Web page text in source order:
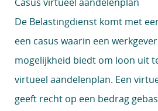
De Belastingdienst komt met
een casus waarin een
mogelijkheid biedt om loon uit
virtueel aandelenplan. Een
geeft recht op een bedrag